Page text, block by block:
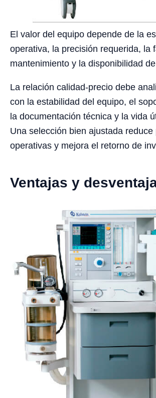
El valor del equipo depende de la
operativa, la precisión requerida, la
mantenimiento y la disponibilidad
La relación calidad-precio debe
con la estabilidad del equipo, el
la documentación técnica y la vida
Una selección bien ajustada reduce
operativas y mejora el retorno de
Ventajas y